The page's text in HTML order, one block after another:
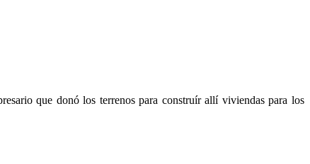
que donó los terrenos para construír allí viviendas para los